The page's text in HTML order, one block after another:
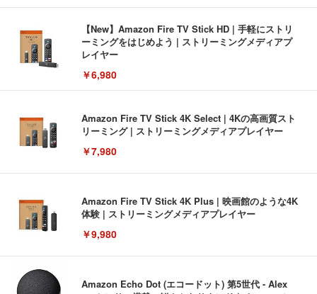
【New】Amazon Fire TV Stick HD | 手軽にストリ
ーミングをはじめよう | ストリーミングメディアプ
レイヤー
￥6,980
Amazon Fire TV Stick 4K Select | 4Kの高画質スト
リーミング | ストリーミングメディアプレイヤー
￥7,980
Amazon Fire TV Stick 4K Plus | 映画館のような4K
体験 | ストリーミングメディアプレイヤー
￥9,980
Amazon Echo Dot (エコードット) 第5世代 - Alex